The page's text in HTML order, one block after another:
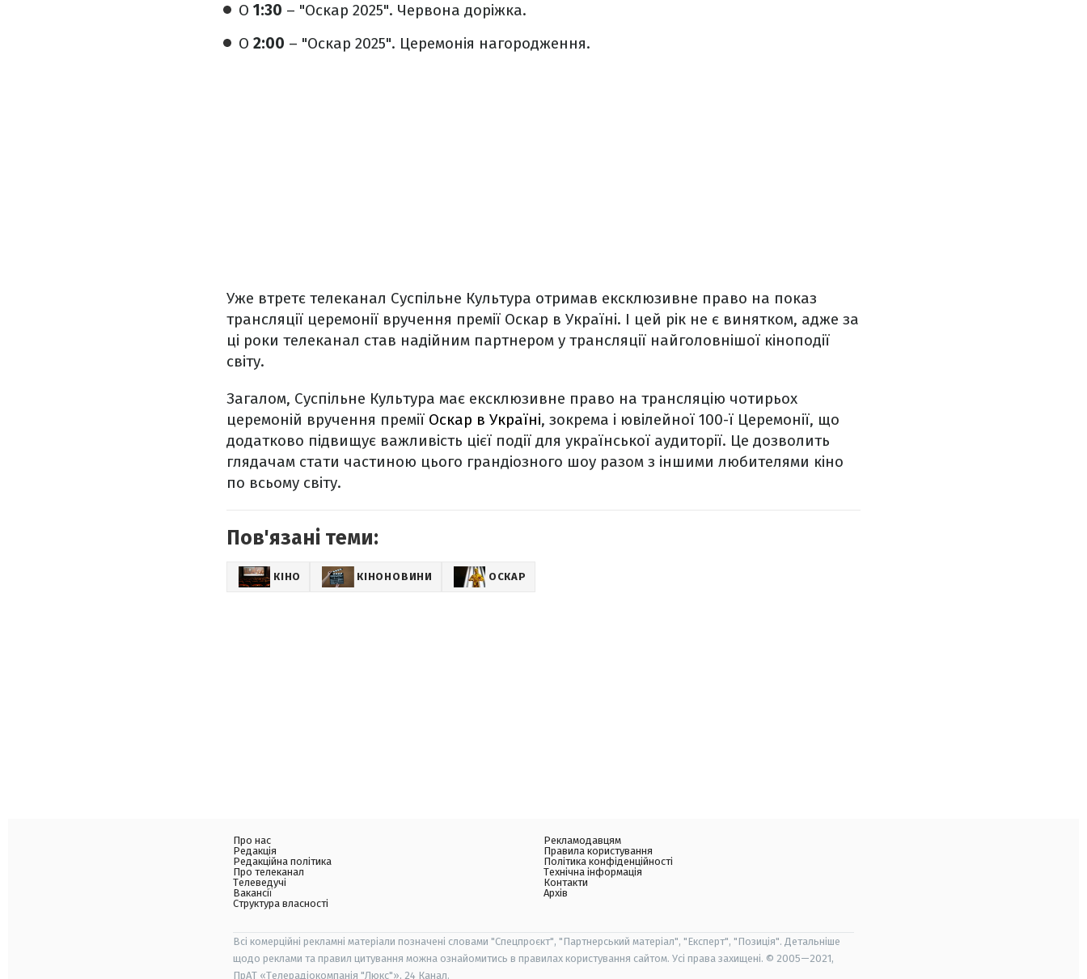
О 1:30 – "Оскар 2025". Червона доріжка.
О 2:00 – "Оскар 2025". Церемонія нагородження.
Уже втретє телеканал Суспільне Культура отримав ексклюзивне право на показ
трансляції церемонії вручення премії Оскар в Україні. І цей рік не є винятком, адже за
ці роки телеканал став надійним партнером у трансляції найголовнішої кіноподії
світу.
Загалом, Суспільне Культура має ексклюзивне право на трансляцію чотирьох
церемоній вручення премії Оскар в Україні, зокрема і ювілейної 100-ї Церемонії, що
додатково підвищує важливість цієї події для української аудиторії. Це дозволить
глядачам стати частиною цього грандіозного шоу разом з іншими любителями кіно
по всьому світу.
Пов'язані теми:
КІНО КІНОНОВИНИ ОСКАР
Про нас
Редакція
Редакційна політика
Про телеканал
Телеведучі
Вакансії
Структура власності
Рекламодавцям
Правила користування
Політика конфіденційності
Технічна інформація
Контакти
Архів
Всі комерційні рекламні матеріали позначені словами "Спецпроєкт", "Партнерський матеріал", "Експерт", "Позиція". Детальніше
щодо реклами та правил цитування можна ознайомитись в правилах користування сайтом. Усі права захищені. © 2005—2021,
ПрАТ «Телерадіокомпанія "Люкс"», 24 Канал.